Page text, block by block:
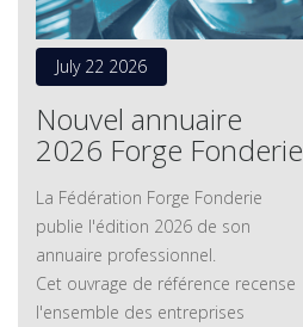
July 22 2026
Nouvel annuaire
2026 Forge Fonderie
La Fédération Forge Fonderie
publie l'édition 2026 de son
annuaire professionnel.
Cet ouvrage de référence recense
l'ensemble des entreprises